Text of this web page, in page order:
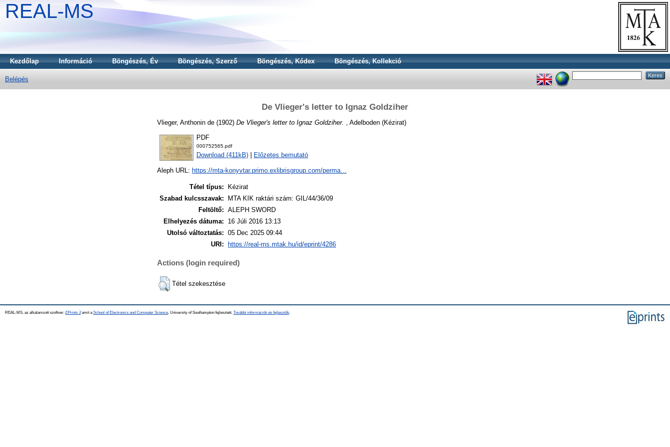
REAL-MS
Kezdőlap Információ Böngészés, Év Böngészés, Szerző Böngészés, Kódex Böngészés, Kollekció
Belépés
De Vlieger's letter to Ignaz Goldziher
Vlieger, Anthonin de (1902) De Vlieger's letter to Ignaz Goldziher. , Adelboden (Kézirat)
PDF
000752565.pdf
Download (411kB) Előzetes bemutató
Aleph URL: https://mta-konyvtar.primo.exlibrisgroup.com/perma...
Tétel típus:
Kézirat
Szabad kulcsszavak:
MTA KIK raktári szám: GIL/44/36/09
Feltöltő: ALEPH SWORD
Elhelyezés dátuma:
16 Júli 2016 13:13
Utolsó változtatás: 05 Dec 2025 09:44
URI:
https://real-ms.mtak.hu/id/eprint/4286
Actions (login required)
Tétel szekesztése
REAL-MS, az alkalamzott szoftver: EPrints 3amit a School of Electronics and Computer Science , University of Southampton fejlesztett. További információk és fejlesztők